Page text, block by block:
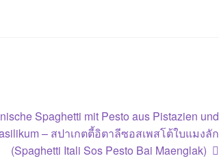
Spaghetti mit Pesto aus Pistazien und
– สปาเกตตี้อิตาลีซอสเพสโต้ใบแมงลัก
(Spaghetti Itali Sos Pesto Bai Maenglak)